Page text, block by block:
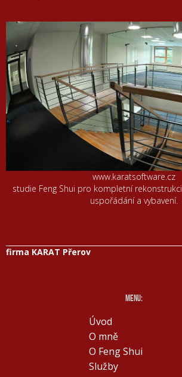
www.karatsoftware.cz
studie Feng Shui pro kompletní
uspořádání a vybavení.
firma KARAT Přerov
menu:
Úvod
O mně
O Feng Shui
Služby